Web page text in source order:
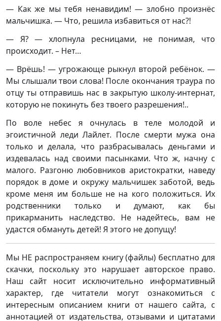
— Как же мы тебя ненавидим! — злобно произнёс
мальчишка. — Что, решила избавиться от нас?!
— Я? — хлопнула ресницами, не понимая, что
происходит. – Нет…
— Врёшь! — угрожающе рыкнул второй ребёнок. —
Мы слышали твои слова! После окончания траура по
отцу ты отправишь нас в закрытую школу-интернат,
которую не покинуть без твоего разрешения!..
По воле небес я очнулась в теле молодой и
эгоистичной леди Лайлет. После смерти мужа она
только и делала, что разбрасывалась деньгами и
издевалась над своими пасынками. Что ж, начну с
малого. Разгоню любовников аристократки, наведу
порядок в доме и окружу мальчишек заботой, ведь
кроме меня им больше не на кого положиться. Их
родственники только и думают, как бы
прикарманить наследство. Не надейтесь, вам не
удастся обмануть детей! Я этого не допущу!
Мы НЕ распространяем книгу (файлы) бесплатно для
скачки, поскольку это нарушает авторское право.
Наш сайт носит исключительно информативный
характер, где читатели могут ознакомиться с
интересным описанием книги от нашего сайта, с
аннотацией от издательства, отзывами и цитатами